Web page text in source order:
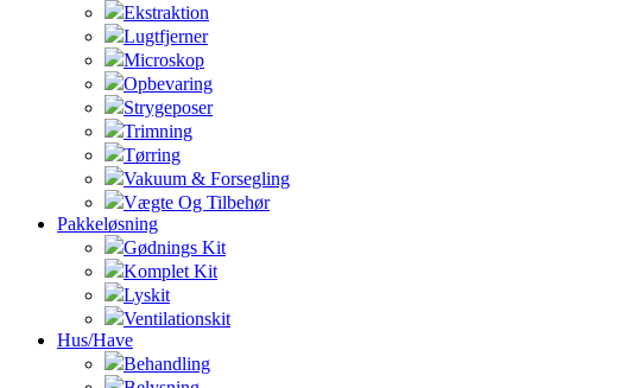
Ekstraktion
Lugtfjerner
Microskop
Opbevaring
Strygeposer
Trimning
Tørring
Vakuum & Forsegling
Vægte Og Tilbehør
Pakkeløsning
Gødnings Kit
Komplet Kit
Lyskit
Ventilationskit
Hus/Have
Behandling